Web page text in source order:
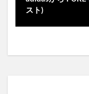
スト)